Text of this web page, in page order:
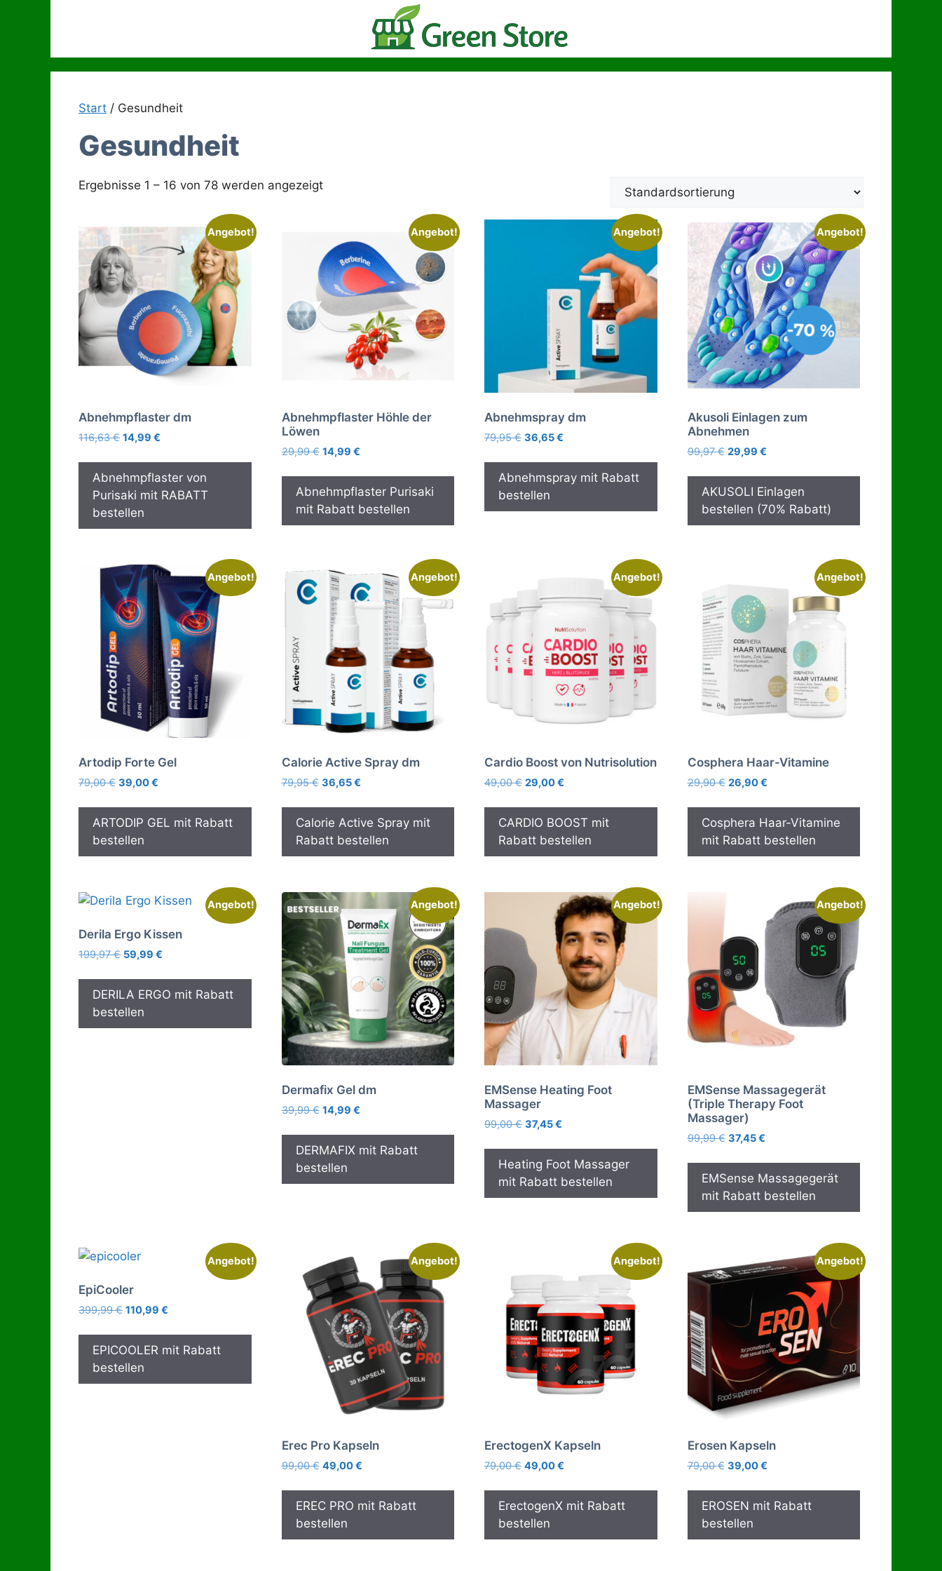
Start / Gesundheit
Gesundheit
Ergebnisse 1 – 16 von 78 werden angezeigt
Angebot!
Abnehmpflaster dm
116,63€ Ursprünglicher
war:
116,63 €
14,99 €
ist:
14,99 €.
Abnehmpflaster von
Purisaki mit RABATT
bestellen
Angebot!
Abnehmpflaster Höhle der
Löwen
29,99€ Ursprünglicher
war:
29,99 €
14,99 €Aktueller
ist:
14,99 €.
Abnehmpflaster Purisaki
mit Rabatt bestellen
Angebot!
Abnehmspray dm
79,95€ Ursprünglicher
war:
79,95 €
36,65€
ist:
36,65 €.
Abnehmspray mit Rabatt
bestellen
Angebot!
Akusoli Einlagen zum
Abnehmen
99,97€ Ursprünglicher
war:
99,97 €
29,99 €Aktueller
ist:
29,99 €.
AKUSOLI Einlagen
bestellen (70% Rabatt)
Angebot!
Artodip Forte Gel
79,00€ Ursprünglicher
war:
79,00 €
39,00€
ist:
39,00 €.
ARTODIP GEL mit Rabatt
bestellen
Angebot!
Calorie Active Spray dm
79,95€ Ursprünglicher
war:
79,95 €
36,65€Aktueller
ist:
36,65 €.
Calorie Active Spray mit
Rabatt bestellen
Angebot!
Cardio Boost von Nutrisolution
49,00€ Ursprünglicher
war:
49,00 €
29,00€
ist:
29,00 €.
CARDIO BOOST mit
Rabatt bestellen
Angebot!
Cosphera Haar-Vitamine
29,90€ Ursprünglicher
war:
29,90 €
26,90€Aktueller
ist:
26,90 €.
Cosphera Haar-Vitamine
mit Rabatt bestellen
Angebot!
Derila Ergo Kissen
199,97€ Ursprünglicher
war:
199,97 €
59,99 €
ist:
59,99 €.
DERILA ERGO mit Rabatt
bestellen
Angebot!
Dermafix Gel dm
39,99€ Ursprünglicher
war:
39,99 €
14,99 €Aktueller
ist:
14,99 €.
DERMAFIX mit Rabatt
bestellen
Angebot!
EMSense Heating Foot
Massager
99,00€ Ursprünglicher
war:
99,00 €
37,45€
ist:
37,45 €.
Heating Foot Massager
mit Rabatt bestellen
Angebot!
EMSense Massagegerät
(Triple Therapy Foot
Massager)
99,99€ Ursprünglicher
war:
99,99 €
37,45€Aktueller
ist:
37,45 €.
EMSense Massagegerät
mit Rabatt bestellen
Angebot!
EpiCooler
399,99€ Ursprünglicher
war:
399,99 €
110,99 €
ist:
110,99 €.
EPICOOLER mit Rabatt
bestellen
Angebot!
Erec Pro Kapseln
99,00€ Ursprünglicher
war:
99,00 €
49,00€Aktueller
ist:
49,00 €.
EREC PRO mit Rabatt
bestellen
Angebot!
ErectogenX Kapseln
79,00€ Ursprünglicher
war:
79,00 €
49,00€
ist:
49,00 €.
ErectogenX mit Rabatt
bestellen
Angebot!
Erosen Kapseln
79,00€ Ursprünglicher
war:
79,00 €
39,00€Aktueller
ist:
39,00 €.
EROSEN mit Rabatt
bestellen